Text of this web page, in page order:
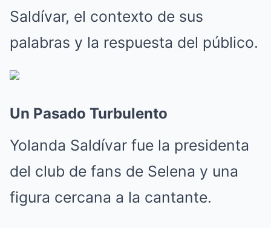
Saldívar, el contexto de sus
palabras y la respuesta del público.
Un Pasado Turbulento
Yolanda Saldívar fue la presidenta
del club de fans de Selena y una
figura cercana a la cantante.